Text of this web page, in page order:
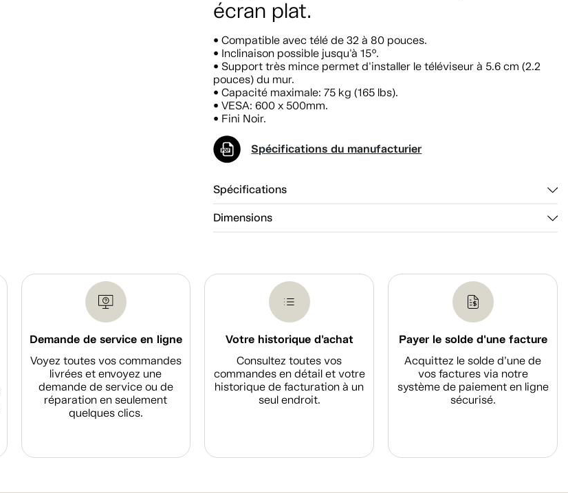
écran plat.
• Compatible avec télé de 32 à 80 pouces.
• Inclinaison possible jusqu'à 15º.
• Support très mince permet d'installer le téléviseur à 5.6 cm (2.2
pouces) du mur.
• Capacité maximale: 75 kg (165 lbs).
• VESA: 600 x 500mm.
• Fini Noir.
Spécifications du manufacturier
Spécifications
Dimensions
Demande de service en ligne
Voyez toutes vos commandes
livrées et envoyez une
demande de service ou de
réparation en seulement
quelques clics.
Votre historique d'achat
Consultez toutes vos
commandes en détail et votre
historique de facturation à un
seul endroit.
Payer le solde d'une facture
Acquittez le solde d’une de
vos factures via notre
système de paiement en ligne
sécurisé.